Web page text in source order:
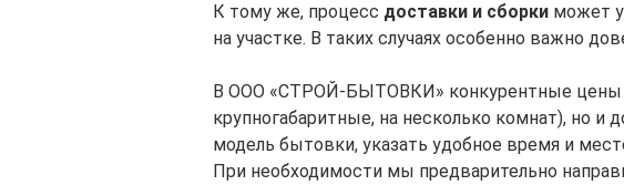
К тому же, процесс доставки и сборки может
на участке. В таких случаях особенно важно
В ООО «СТРОЙ-БЫТОВКИ» конкурентные цены
крупногабаритные, на несколько комнат), но
модель бытовки, указать удобное время и
При необходимости мы предварительно